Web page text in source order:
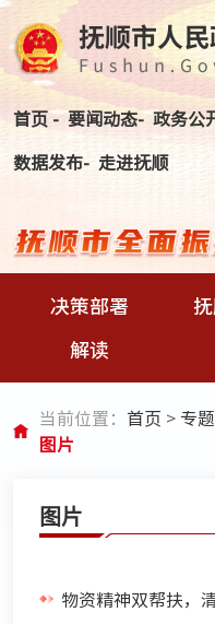
首页 -要闻动态-政务
数据发布- 走进抚顺
决策部署
解读
当前位置： 首页 > 专题
图片
图片